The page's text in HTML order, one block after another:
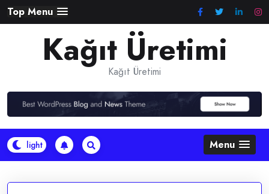
Skip
to
Top Menu
Kağıt Üretimi
Kağıt Üretimi
Menu